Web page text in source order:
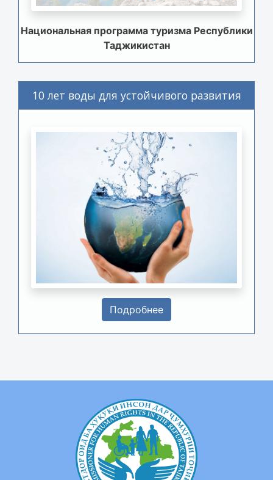
Национальная программа туризма Республики
Таджикистан
10 лет воды для устойчивого развития
Подробнее